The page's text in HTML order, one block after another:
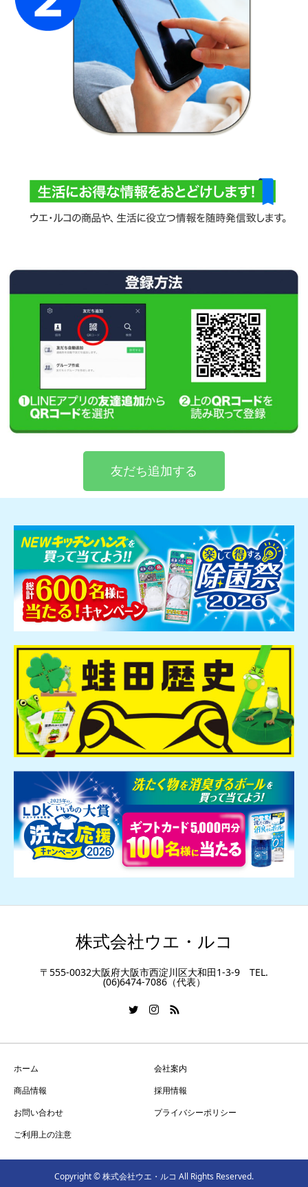
友だち追加する
株式会社ウエ・ルコ
〒555-0032大阪府大阪市西淀川区大和田1-3-9 TEL.
(06)6474-7086（代表）
ホーム
会社案内
商品情報
採用情報
お問い合わせ
プライバシーポリシー
ご利用上の注意
Copyright © 株式会社ウエ・ルコ All Rights Reserved.